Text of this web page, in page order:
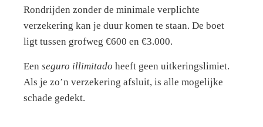
Rondrijden zonder de minimale verplichte
verzekering kan je duur komen te staan. De boet
ligt tussen grofweg €600 en €3.000.
Een seguro illimitado heeft geen uitkeringslimiet.
Als je zo’n verzekering afsluit, is alle mogelijke
schade gedekt.